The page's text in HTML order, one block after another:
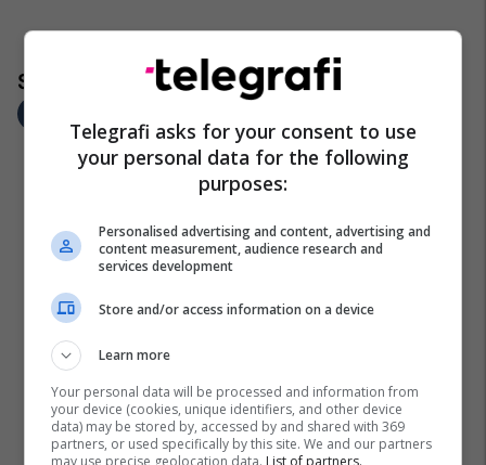
Telegrafi asks for your consent to use
your personal data for the following
purposes:
Personalised advertising and content, advertising and
content measurement, audience research and
services development
Store and/or access information on a device
Learn more
Your personal data will be processed and information from
your device (cookies, unique identifiers, and other device
data) may be stored by, accessed by and shared with 369
partners, or used specifically by this site. We and our partners
may use precise geolocation data. List of partners.